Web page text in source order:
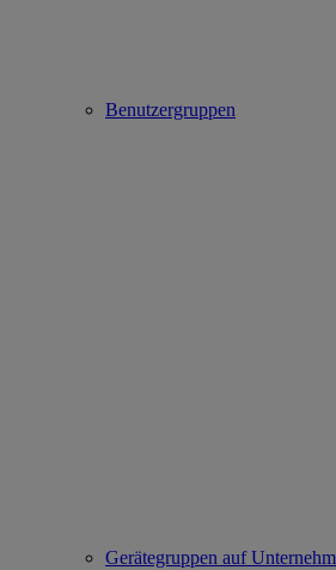
Benutzergruppen
Gerätegruppen auf